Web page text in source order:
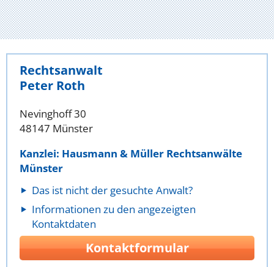
Rechtsanwalt
Peter Roth
Nevinghoff 30
48147 Münster
Kanzlei: Hausmann & Müller Rechtsanwälte
Münster
Das ist nicht der gesuchte Anwalt?
Informationen zu den angezeigten
Kontaktdaten
Kontaktformular